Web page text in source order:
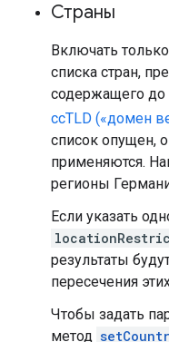
Страны
Включать
списка стран,
содержащего до
ccTLD («домен
список опущен,
применяются.
регионы
Если указать
результаты
пересечения
Чтобы задать
метод